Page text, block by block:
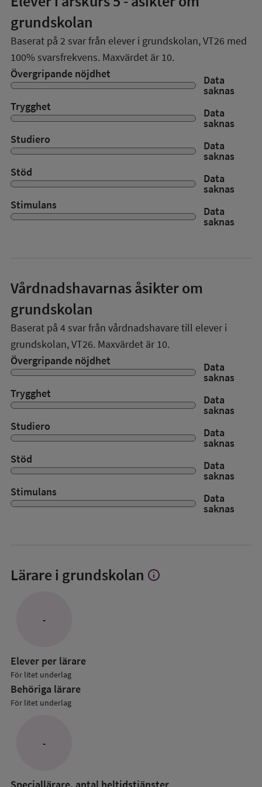
grundskolan
Baserat på 2 svar från elever i grundskolan,VT26 med
100% svarsfrekvens. Maxvärdet är 10.
Övergripande nöjdhet
Data
saknas
Trygghet
Data
saknas
Studiero
Data
saknas
Stöd
Data
saknas
Stimulans
Data
saknas
Vårdnadshavarnas åsikter om
grundskolan
Baserat på 4 svar från vårdnadshavare till elever i
grundskolan,VT26. Maxvärdet är 10.
Övergripande nöjdhet
Data
saknas
Trygghet
Data
saknas
Studiero
Data
saknas
Stöd
Data
saknas
Stimulans
Data
saknas
Lärare i grundskolan Visa
info
-
Elever per lärare
För litet underlag
Behöriga lärare
För litet underlag
-